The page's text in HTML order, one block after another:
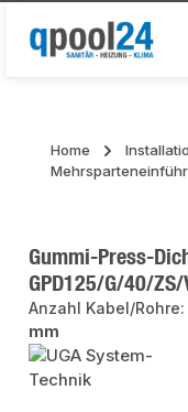
Zum Hauptinhalt
Home
Gummi-Press-
GPD125/G/40/
Anzahl Kabel/Rohre:
mm